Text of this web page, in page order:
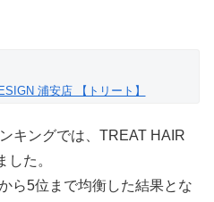
浦安店 【トリート】
キングでは、TREAT HAIR
た。
ら5位まで均衡した結果とな